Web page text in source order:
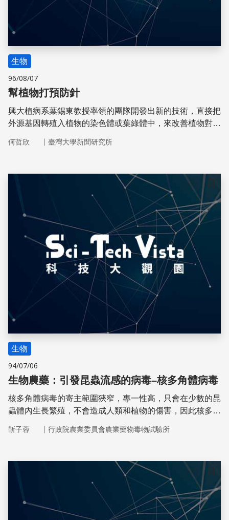
生物
96/08/07
幫植物打預防針
興大植病系葉錫東教授率領的團隊開發出新的技術，直接把
外源基因轉殖入植物的染色體或葉綠體中，來改善植物對逆
何哲欣 ｜ 臺灣大學新聞研究所
儲存
生物
94/07/06
生物農藥：引發昆蟲流感的病毒–核多角體病毒
核多角體病毒的寄主範圍狹窄，專一性高，只會在少數的昆
蟲體內生長繁殖，不會造成人類和植物的傷害，因此核多角
靳子蓉 ｜ 行政院農業委員會農業藥物毒物試驗所
儲存